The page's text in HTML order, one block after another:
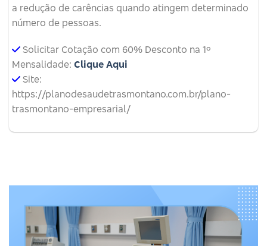
a redução de carências quando atingem determinado
número de pessoas.
Solicitar Cotação com 60% Desconto na 1º
Mensalidade: Clique Aqui
Site:
https://planodesaudetrasmontano.com.br/plano-
trasmontano-empresarial/